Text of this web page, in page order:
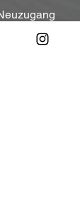
A Rioting
bereit,